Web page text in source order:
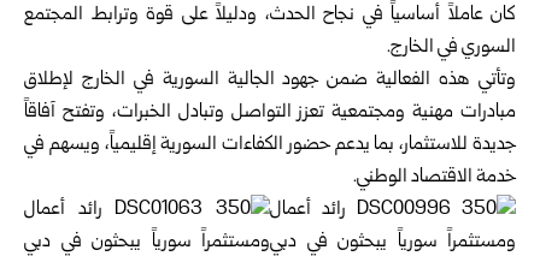
كان عاملاً أساسياً في نجاح الحدث، ودليلاً على قوة وترابط المجتمع
السوري في الخارج.
وتأتي هذه الفعالية ضمن جهود الجالية السورية في الخارج لإطلاق
مبادرات مهنية ومجتمعية تعزز التواصل وتبادل الخبرات، وتفتح آفاقاً
جديدة للاستثمار، بما يدعم حضور الكفاءات السورية إقليمياً، ويسهم في
خدمة الاقتصاد الوطني.